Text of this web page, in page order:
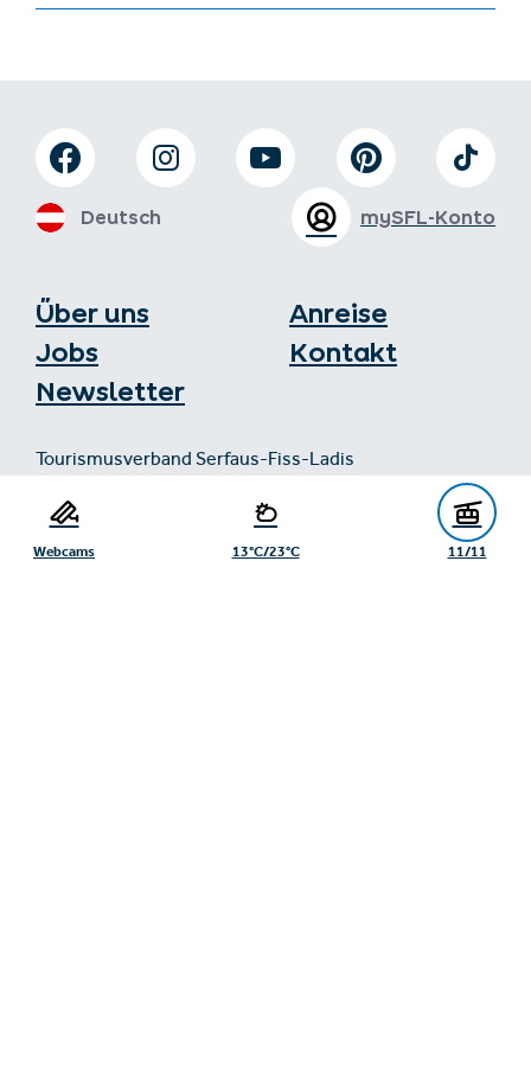
Webcams 13°C/23°C 11/11
Über uns
Jobs
Newsletter
Anreise
Kontakt
Tourismusverband Serfaus-Fiss-Ladis
6534 Serfaus
+43/5476/6239
mySFL-Konto
Deutsch